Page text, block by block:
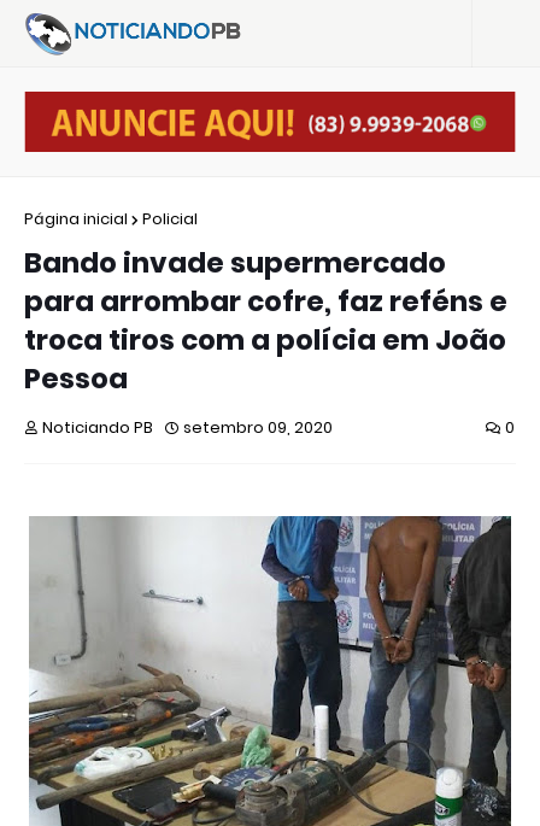
Página inicial Policial
Bando invade supermercado
para arrombar cofre, faz reféns e
troca tiros com a polícia em João
Pessoa
Noticiando PB setembro 09, 2020 0